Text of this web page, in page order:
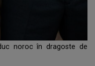
noroc în dragoste de